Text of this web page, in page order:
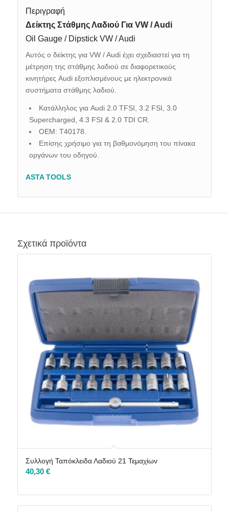
Περιγραφή
Δείκτης Στάθμης Λαδιού Για VW / Audi
Oil Gauge / Dipstick VW / Audi
Αυτός ο δείκτης για VW / Audi έχει σχεδιαστεί για τη
μέτρηση της στάθμης λαδιού σε διαφορετικούς
κινητήρες Audi εξοπλισμένους με ηλεκτρονικά
συστήματα στάθμης λαδιού.
Κατάλληλος για Audi 2.0 TFSI, 3.2 FSI, 3.0
Supercharged, 4.3 FSI & 2.0 TDI CR.
OEM: T40178.
Επίσης χρήσιμο για τη βαθμονόμηση του πίνακα
οργάνων του οδηγού.
ASTA TOOLS
Σχετικά προϊόντα
Συλλογή Ταπόκλειδα Λαδιού 21 Τεμαχίων
40,30 €